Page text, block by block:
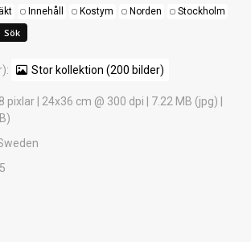
Innehåll Kostym Norden
Stockholm
Stor kollektion (200 bilder)
pixlar | 24x36 cm @ 300 dpi | 7.22 MB (jpg) |